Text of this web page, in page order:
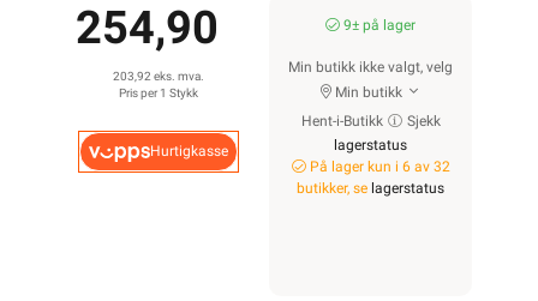
254,90
203,92 eks. mva.
Pris per 1 Stykk
Hurtigkasse
9± på lager
Min butikk ikke valgt, velg
Min butikk
Hent-i-Butikk
Sjekk
lagerstatus
På lager kun i 6 av 32
butikker, se lagerstatus